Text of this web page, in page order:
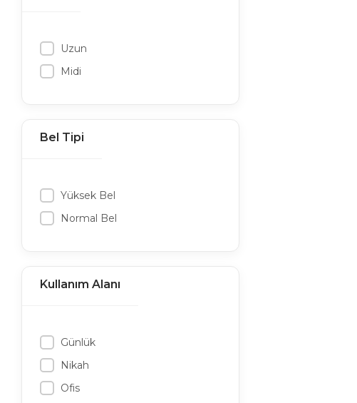
Uzun
Midi
Bel Tipi
Yüksek Bel
Normal Bel
Kullanım Alanı
Günlük
Nikah
Ofis